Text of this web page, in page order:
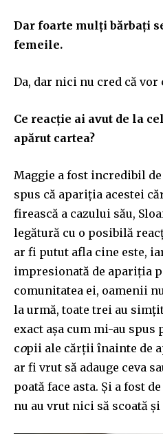
Dar foarte mulți bărbați
femeile.
Da, dar nici nu cred că vor
Ce reacție ai avut de la
apărut cartea?
Maggie a fost incredibil
spus că apariția acestei
firească a cazului său,
legătură cu o posibilă
ar fi putut afla cine este,
impresionată de apariția
comunitatea ei, oamenii
la urmă, toate trei au
exact așa cum mi-au spus
copii ale cărții înainte de
ar fi vrut să adauge ceva
poată face asta. Și a fost
nu au vrut nici să scoată și